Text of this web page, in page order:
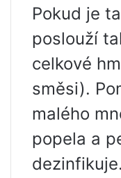
Pokud je
poslouží
celkové
směsi).
malého
popela a